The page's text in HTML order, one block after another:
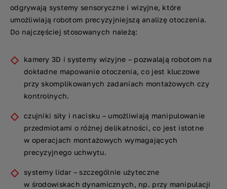
odgrywają systemy sensoryczne i wizyjne, które
umożliwiają robotom precyzyjniejszą analizę otoczenia.
Do najczęściej stosowanych należą:
kamery 3D i systemy wizyjne – pozwalają robotom na
dokładne mapowanie otoczenia, co jest kluczowe
przy skomplikowanych zadaniach montażowych czy
kontrolnych.
czujniki siły i nacisku – umożliwiają manipulowanie
przedmiotami o różnej delikatności, co jest istotne
w operacjach montażowych wymagających
precyzyjnego uchwytu.
systemy lidar – szczególnie użyteczne
w środowiskach dynamicznych, np. przy manipulacji